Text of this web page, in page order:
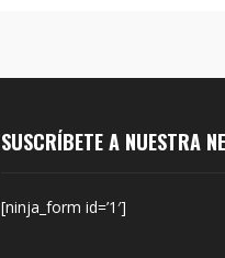
SUSCRÍBETE A NUESTRA
[ninja_form id=’1′]